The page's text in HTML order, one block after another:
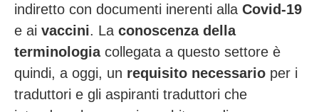
indiretto con documenti inerenti alla Covid-19
e ai vaccini. La conoscenza della
terminologiacollegata a questo settore è
quindi, a oggi, un requisito necessario per i
traduttori e gli aspiranti traduttori che